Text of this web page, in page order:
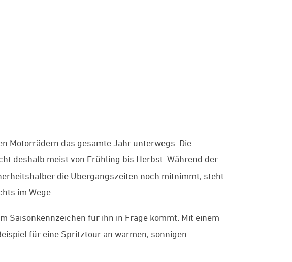
Motorrädern das gesamte Jahr unterwegs. Die
deshalb meist von Frühling bis Herbst. Während der
die Übergangszeiten noch mitnimmt, steht
im Wege.
Saisonkennzeichen für ihn in Frage kommt. Mit einem
für eine Spritztour an warmen, sonnigen